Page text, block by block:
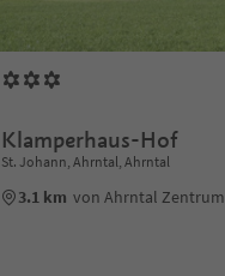
Klamperhaus-Hof
St. Johann, Ahrntal, Ahrntal
3.1 km von Ahrntal Zentrum